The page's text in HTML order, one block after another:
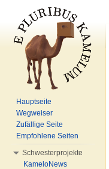
Hauptseite
Wegweiser
Zufällige Seite
Empfohlene Seiten
Schwesterprojekte
KameloNews